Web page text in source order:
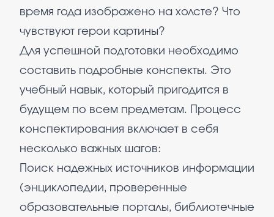
время года изображено на холсте? Что
чувствуют герои картины?
Для успешной подготовки необходимо
составить подробные конспекты. Это
учебный навык, который пригодится в
будущем по всем предметам. Процесс
конспектирования включает в себя
несколько важных шагов:
Поиск надежных источников информации
(энциклопедии, проверенные
образовательные порталы, библиотечные